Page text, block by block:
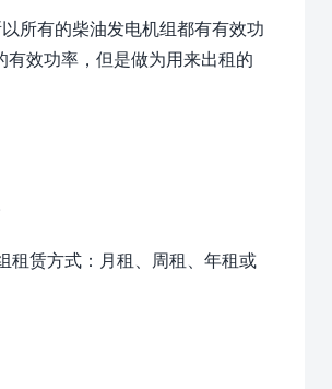
所有的柴油发电机组都有有效功
效功率，但是做为用来出租的
赁方式：月租、周租、年租或